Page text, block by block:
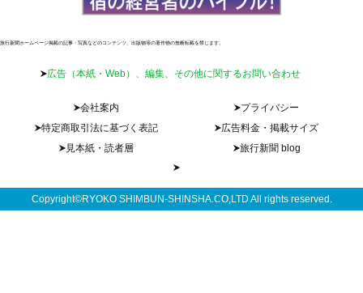
旅行新聞ホームページ掲載の記事・写真などのコンテンツ、出版物等の著作物の無断転載を禁じます。
広告（本紙・Web）、編集、その他に関するお問い合わせ
会社案内
プライバシー
特定商取引法に基づく表記
広告料金・掲載サイズ
見本紙・読者層
旅行新聞 blog
Copyright©RYOKO SHIMBUN-SHINSHA.CO,LTD All rights reserved.